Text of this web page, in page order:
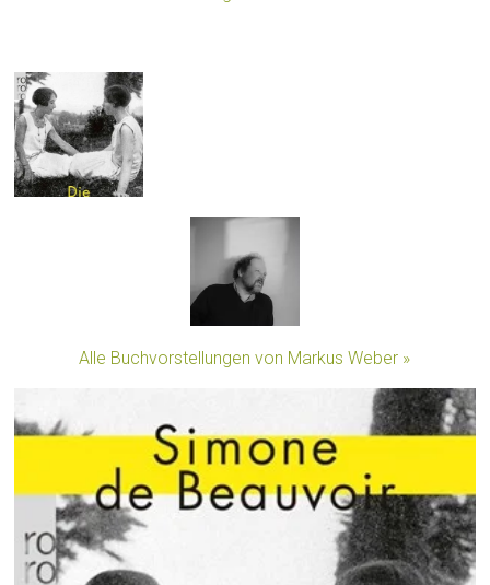
Alle Buchvorstellungen von Markus Weber »